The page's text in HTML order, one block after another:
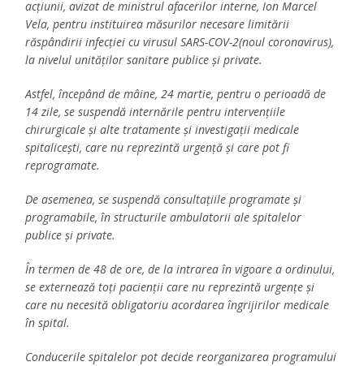
acțiunii, avizat de ministrul afacerilor interne, Ion Marcel
Vela, pentru instituirea măsurilor necesare limitării
răspândirii infecției cu virusul SARS-COV-2(noul coronavirus),
la nivelul unităților sanitare publice și private.
Astfel, începând de mâine, 24 martie, pentru o perioadă de
14 zile, se suspendă internările pentru intervențiile
chirurgicale și alte tratamente și investigații medicale
spitalicești, care nu reprezintă urgență și care pot fi
reprogramate.
De asemenea, se suspendă consultațiile programate și
programabile, în structurile ambulatorii ale spitalelor
publice și private.
În termen de 48 de ore, de la intrarea în vigoare a ordinului,
se externează toți pacienții care nu reprezintă urgențe și
care nu necesită obligatoriu acordarea îngrijirilor medicale
în spital.
Conducerile spitalelor pot decide reorganizarea programului